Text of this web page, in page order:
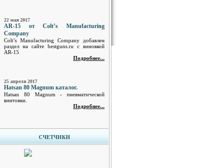
22 мая 2017
AR-15 от Colt’s Manufacturing
Company
Colt’s Manufacturing Company добавлен
раздел на сайте bestguns.ru с виновкой
AR-15
Подробнее...
25 апреля 2017
Hatsan 80 Magnum каталог.
Hatsan 80 Magnum - пневматической
винтовки.
Подробнее...
СЧЕТЧИКИ